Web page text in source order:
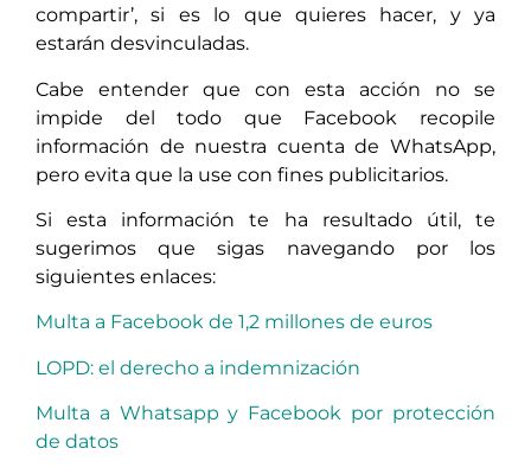
compartir’, si es lo que quieres hacer, y ya
estarán desvinculadas.
Cabe entender que con esta acción no se
impide del todo que Facebook recopile
información de nuestra cuenta de WhatsApp,
pero evita que la use con fines publicitarios.
Si esta información te ha resultado útil, te
sugerimos que sigas navegando por los
siguientes enlaces:
Multa a Facebook de 1,2 millones de euros
LOPD: el derecho a indemnización
Multa a Whatsapp y Facebook por protección
de datos